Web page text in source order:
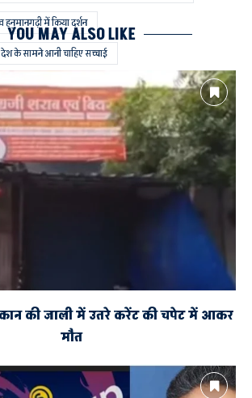
हनुमानगढ़ी में किया दर्शन
देश के सामने आनी चाहिए सच्चाई
YOU MAY ALSO LIKE
की जाली में उतरे करेंट की चपेट में आकर
मौत